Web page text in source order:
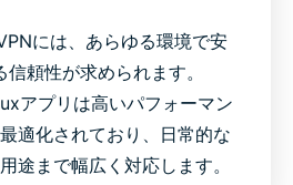
には、あらゆる環境で安
頼性が求められます。
アプリは高いパフォーマン
適化されており、日常的な
途まで幅広く対応します。